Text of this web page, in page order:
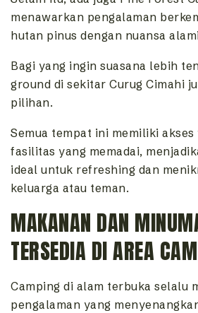
menawarkan pengalaman
hutan pinus dengan nuansa
Bagi yang ingin suasana lebih
ground di sekitar Curug Cimahi
pilihan.
Semua tempat ini memiliki akses
fasilitas yang memadai,
ideal untuk refreshing dan
keluarga atau teman.
MAKANAN DAN
TERSEDIA DI AREA
Camping di alam terbuka selalu
pengalaman yang